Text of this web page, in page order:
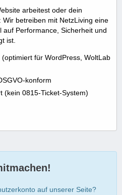
arbeitest oder dein
betreiben mit NetzLiving eine
auf Performance, Sicherheit und
ist.
für WordPress, WoltLab
konform
0815-Ticket-System)
auf unserer Seite?